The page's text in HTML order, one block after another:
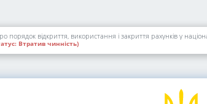
порядок відкриття, використання і закриття рахунків у
Втратив чинність)